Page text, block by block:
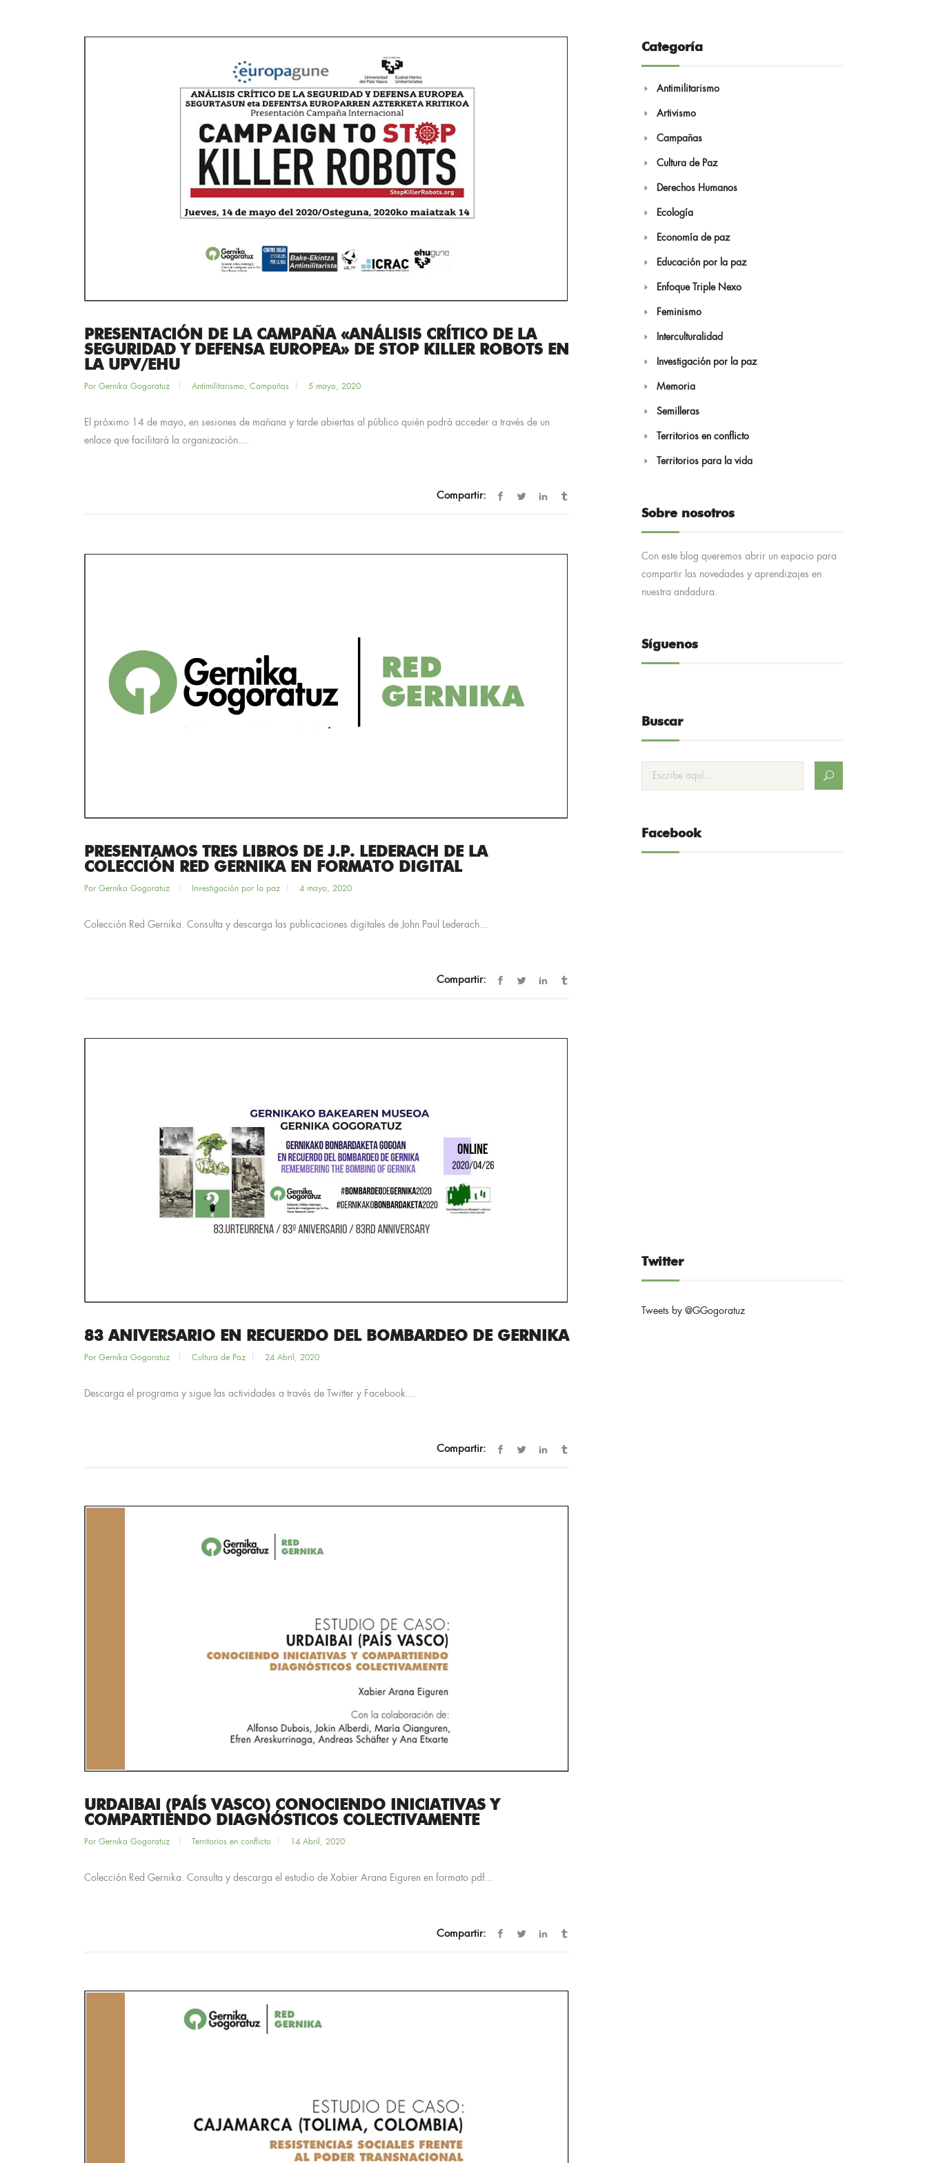
PRESENTACIÓN DE LA CAMPAÑA «ANÁLISIS CRÍTICO DE LA
SEGURIDAD Y DEFENSA EUROPEA» DE STOP KILLER ROBOTS EN
LA UPV/EHU
Por Gernika Gogoratuz Antimilitarismo, Campañas 5 mayo, 2020
El próximo 14 de mayo, en sesiones de mañana y tarde abiertas al público quién podrá acceder a través de un
enlace que facilitará la organización....
Compartir:
PRESENTAMOS TRES LIBROS DE J.P. LEDERACH DE LA
COLECCIÓN RED GERNIKA EN FORMATO DIGITAL
Por Gernika Gogoratuz Investigación por la paz 4 mayo, 2020
Colección Red Gernika. Consulta y descarga las publicaciones digitales de John Paul Lederach...
Compartir:
83 ANIVERSARIO EN RECUERDO DEL BOMBARDEO DE GERNIKA
Por Gernika Gogoratuz Cultura de Paz 24 Abril, 2020
Descarga el programa y sigue las actividades a través de Twitter y Facebook....
Compartir:
URDAIBAI (PAÍS VASCO) CONOCIENDO INICIATIVAS Y
COMPARTIENDO DIAGNÓSTICOS COLECTIVAMENTE
Por Gernika Gogoratuz Territorios en conflicto 14 Abril, 2020
Colección Red Gernika. Consulta y descarga el estudio de Xabier Arana Eiguren en formato pdf...
Compartir:
Categoría
Antimilitarismo
Artivismo
Campañas
Cultura de Paz
Derechos Humanos
Ecología
Economía de paz
Educación por la paz
Enfoque Triple Nexo
Feminismo
Interculturalidad
Investigación por la paz
Memoria
Semilleras
Territorios en conflicto
Territorios para la vida
Sobre nosotros
Con este blog queremos abrir un espacio para
compartir las novedades y aprendizajes en
nuestra andadura.
Síguenos
Buscar
Facebook
Twitter
Tweets by @GGogoratuz